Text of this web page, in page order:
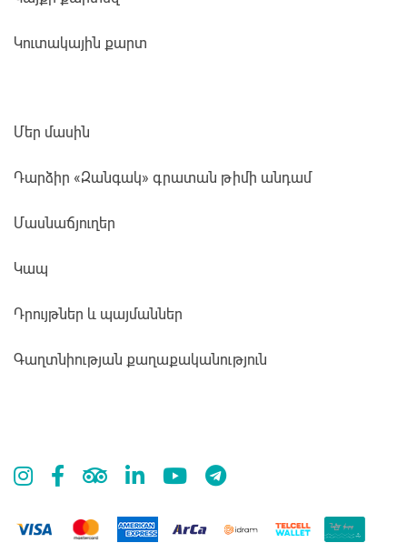
Կուտակային քարտ
Մեր մասին
Դարձիր «Զանգակ» գրատան թիմի անդամ
Մասնաճյուղեր
Կապ
Դրույթներ և պայմաններ
Գաղտնիության քաղաքականություն